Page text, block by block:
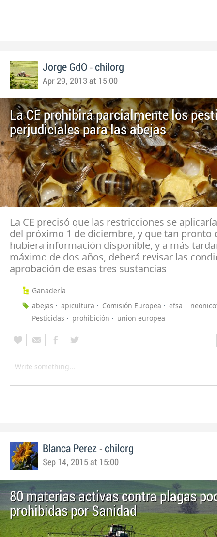
Jorge GdO - chilorg
Apr 29, 2013 at 15:00
La CE prohibirá parcialmente los
perjudiciales para las abejas
La CE precisó que las restricciones se
del próximo 1 de diciembre, y que tan pronto
hubiera información disponible, y a más
máximo de dos años, deberá revisar las
aprobación de esas tres sustancias
Ganadería
abejas
apicultura Comisión Europea efsa
Pesticidas
prohibición union europea
Blanca Perez - chilorg
Sep 14, 2015 at 15:00
80 materias activas contra plagas
prohibidas por Sanidad